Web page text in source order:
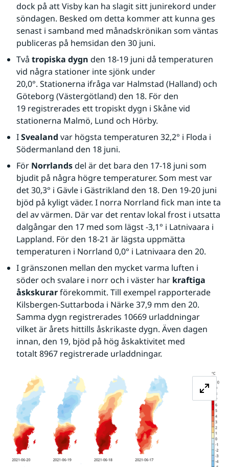
dock på att Visby kan ha slagit sitt junirekord under
söndagen. Besked om detta kommer att kunna ges
senast i samband med månadskrönikan som väntas
publiceras på hemsidan den 30 juni.
Två tropiska dygn den 18-19 juni då temperaturen
vid några stationer inte sjönk under
20,0°. Stationerna ifråga var Halmstad (Halland) och
Göteborg (Västergötland) den 18. För den
19 registrerades ett tropiskt dygn i Skåne vid
stationerna Malmö, Lund och Hörby.
I Svealand var högsta temperaturen 32,2° i Floda i
Södermanland den 18 juni.
För Norrlands del är det bara den 17-18 juni som
bjudit på några högre temperaturer. Som mest var
det 30,3° i Gävle i Gästrikland den 18. Den 19-20 juni
bjöd på kyligt väder. I norra Norrland fick man inte ta
del av värmen. Där var det rentav lokal frost i utsatta
dalgångar den 17 med som lägst -3,1° i Latnivaara i
Lappland. För den 18-21 är lägsta uppmätta
temperaturen i Norrland 0,0° i Latnivaara den 20.
I gränszonen mellan den mycket varma luften i
söder och svalare i norr och i väster har kraftiga
åskskurar förekommit. Till exempel rapporterade
Kilsbergen-Suttarboda i Närke 37,9 mm den 20.
Samma dygn registrerades 10669 urladdningar
vilket är årets hittills åskrikaste dygn. Även dagen
innan, den 19, bjöd på hög åskaktivitet med
totalt 8967 registrerade urladdningar.